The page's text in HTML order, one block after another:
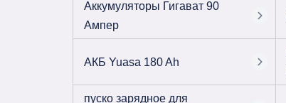
Аккумуляторы Гигават 90
Ампер
АКБ Yuasa 180 Ah
пуско зарядное для